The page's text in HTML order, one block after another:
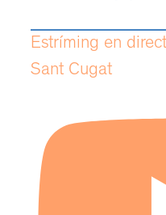
Estríming en
Sant Cugat